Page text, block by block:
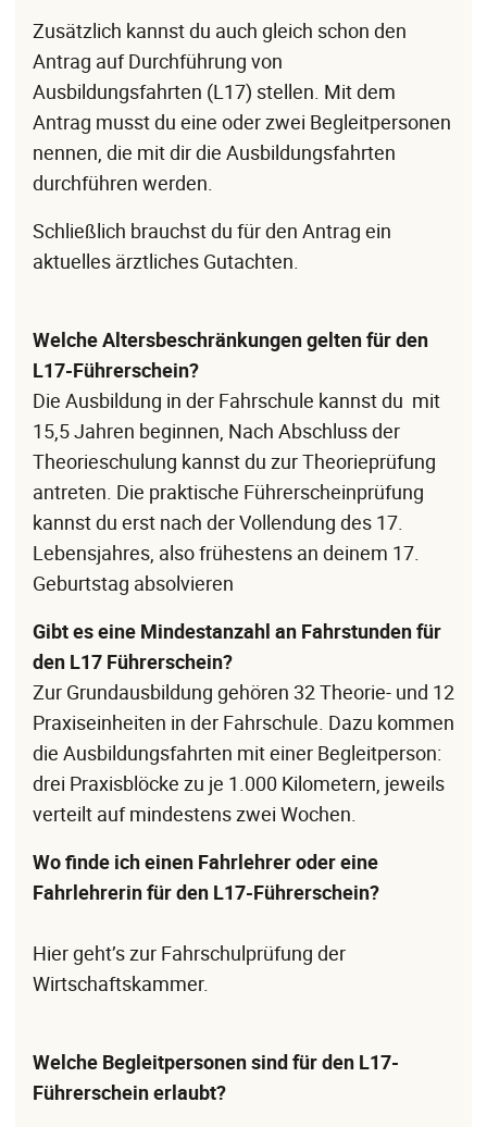
Zusätzlich kannst du auch gleich schon den
Antrag auf Durchführung von
Ausbildungsfahrten (L17) stellen. Mit dem
Antrag musst du eine oder zwei Begleitpersonen
nennen, die mit dir die Ausbildungsfahrten
durchführen werden.
Schließlich brauchst du für den Antrag ein
aktuelles ärztliches Gutachten.
Welche Altersbeschränkungen gelten für den
L17-Führerschein?
Die Ausbildung in der Fahrschule kannst du mit
15,5 Jahren beginnen, Nach Abschluss der
Theorieschulung kannst du zur Theorieprüfung
antreten. Die praktische Führerscheinprüfung
kannst du erst nach der Vollendung des 17.
Lebensjahres, also frühestens an deinem 17.
Geburtstag absolvieren
Gibt es eine Mindestanzahl an Fahrstunden für
den L17 Führerschein?
Zur Grundausbildung gehören 32 Theorie- und 12
Praxiseinheiten in der Fahrschule. Dazu kommen
die Ausbildungsfahrten mit einer Begleitperson:
drei Praxisblöcke zu je 1.000 Kilometern, jeweils
verteilt auf mindestens zwei Wochen.
Wo finde ich einen Fahrlehrer oder eine
Fahrlehrerin für den L17-Führerschein?
Hier geht’s zur Fahrschulprüfung der
Wirtschaftskammer.
Welche Begleitpersonen sind für den L17-
Führerschein erlaubt?